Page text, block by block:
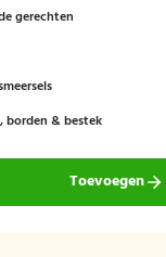
gerechten
borden & bestek
Toevoegen